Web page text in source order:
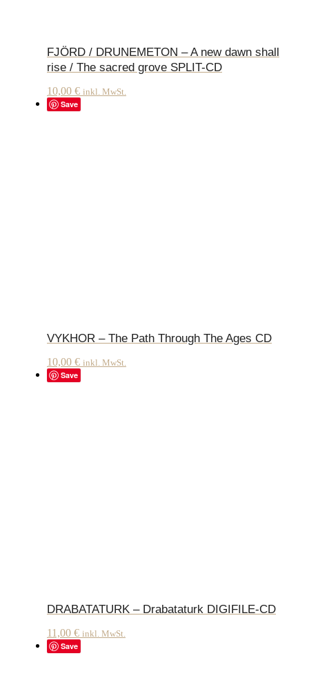
FJÖRD / DRUNEMETON – A new dawn shall
rise / The sacred grove SPLIT-CD
10,00 € inkl. MwSt.
Save
VYKHOR – The Path Through The Ages CD
10,00 € inkl. MwSt.
Save
DRABATATURK – Drabataturk DIGIFILE-CD
11,00 € inkl. MwSt.
Save